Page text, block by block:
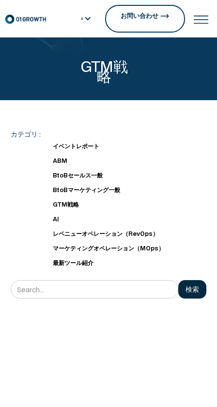
お問い合わせ
GTM戦
略
カテゴリ :
イベントレポート
ABM
BtoBセールス一般
BtoBマーケティング一般
GTM戦略
AI
レベニューオペレーション（RevOps）
マーケティングオペレーション（MOps）
最新ツール紹介